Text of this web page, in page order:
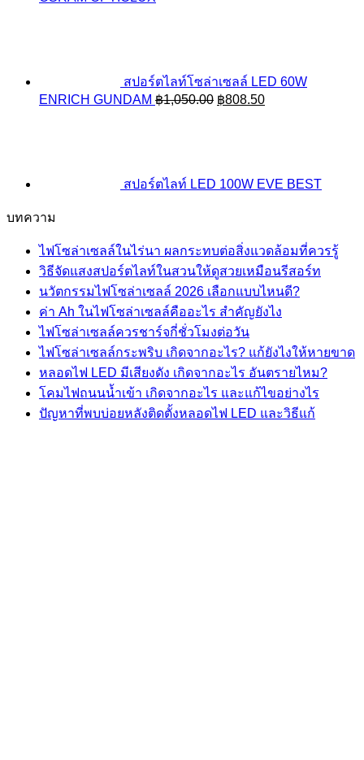
สปอร์ตไลท์โซล่าเซลล์ LED 60W
ENRICH GUNDAM ฿1,050.00 Original
฿808.50Current
สปอร์ตไลท์ LED 100W EVE BEST
บทความ
ไฟโซล่าเซลล์ในไร่นา ผลกระทบต่อสิ่งแวดล้อมที่ควรรู้
วิธีจัดแสงสปอร์ตไลท์ในสวนให้ดูสวยเหมือนรีสอร์ท
นวัตกรรมไฟโซล่าเซลล์ 2026 เลือกแบบไหนดี?
ค่า Ah ในไฟโซล่าเซลล์คืออะไร สำคัญยังไง
ไฟโซล่าเซลล์ควรชาร์จกี่ชั่วโมงต่อวัน
ไฟโซล่าเซลล์กระพริบ เกิดจากอะไร? แก้ยังไงให้หายขาด
หลอดไฟ LED มีเสียงดัง เกิดจากอะไร อันตรายไหม?
โคมไฟถนนน้ำเข้า เกิดจากอะไร และแก้ไขอย่างไร
ปัญหาที่พบบ่อยหลังติดตั้งหลอดไฟ LED และวิธีแก้